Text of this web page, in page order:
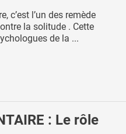
c’est l’un des remède
la solitude . Cette
de la ...
: Le rôle